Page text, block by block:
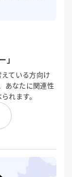
」
ている方向け
あなたに関連性
れます。